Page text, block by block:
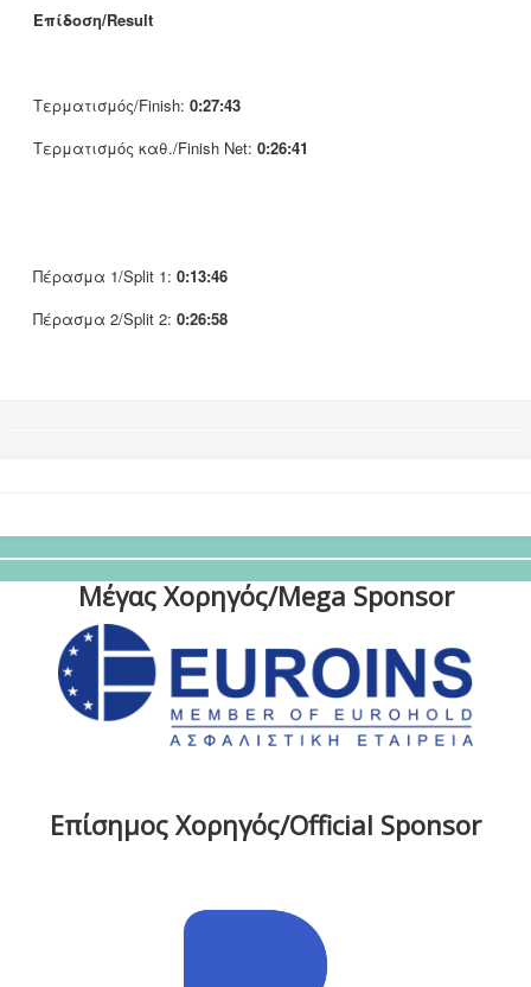
Επίδοση/Result
Τερματισμός/Finish: 0:27:43
Τερματισμός καθ./Finish Net: 0:26:41
Πέρασμα 1/Split 1: 0:13:46
Πέρασμα 2/Split 2: 0:26:58
Μέγας Χορηγός/Mega Sponsor
Επίσημος Χορηγός/Official Sponsor